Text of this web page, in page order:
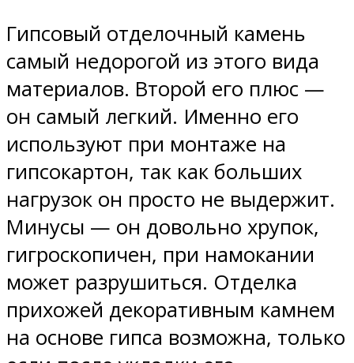
Гипсовый отделочный камень
самый недорогой из этого вида
материалов. Второй его плюс —
он самый легкий. Именно его
используют при монтаже на
гипсокартон, так как больших
нагрузок он просто не выдержит.
Минусы — он довольно хрупок,
гигроскопичен, при намокании
может разрушиться. Отделка
прихожей декоративным камнем
на основе гипса возможна, только